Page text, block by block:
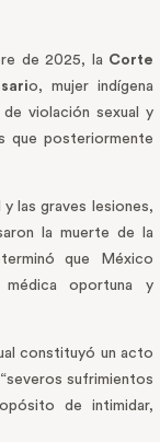
de 2025, la Corte
o, mujer indígena
violación sexual y
que posteriormente
y las graves lesiones,
la muerte de la
que México
oportuna y
constituyó un acto
sufrimientos
de intimidar,